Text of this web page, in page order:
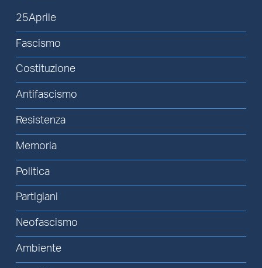
25Aprile
Fascismo
Costituzione
Antifascismo
Resistenza
Memoria
Politica
Partigiani
Neofascismo
Ambiente